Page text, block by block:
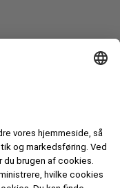
og ekskl.
prisliste.